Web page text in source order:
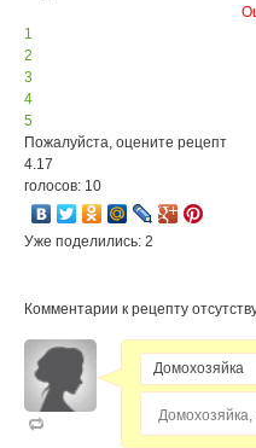
1
2
3
4
5
Пожалуйста, оцените рецепт
4.17
голосов: 10
Уже поделились: 2
Комментарии к рецепту